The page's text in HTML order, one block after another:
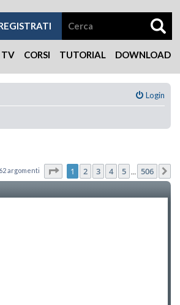
TV CORSI TUTORIAL DOWNLOAD
Login
argomenti Pagina di 506
1 2 3 4 5 506